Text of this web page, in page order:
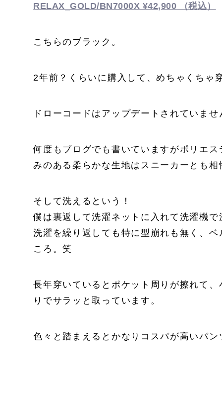
RELAX_GOLD/BN7000X ¥42,900 （税込）
こちらのブラック。
2年前？くらいに購入して、めちゃくちゃ
ドローコードはアップデートされていませ
何度もブログでも書いていますがポリエ
みのある柔らかな生地はスニーカーとも
そして洗えるという！
僕は裏返して洗濯ネットに入れて洗濯機で
洗濯を繰り返しても特に型崩れも無く、
ころ。笑
長年穿いているとポケット周りが擦れて
りでサラッと取っています。
色々と踏まえるとかなりコスパが高いパン